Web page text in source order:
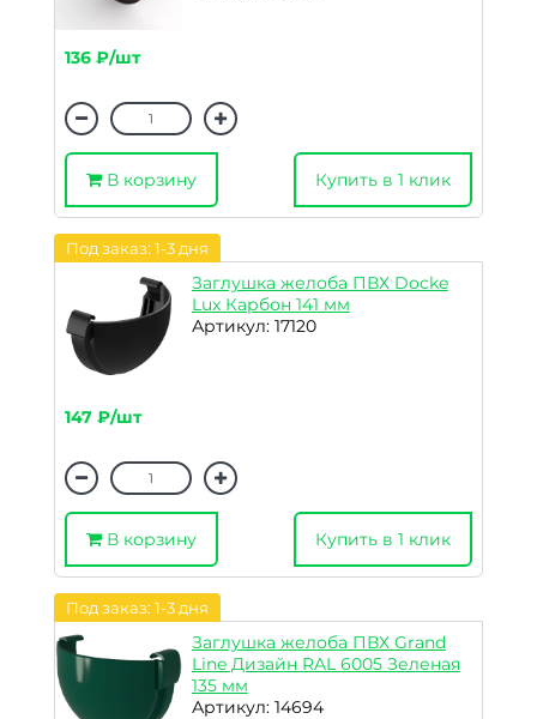
136 ₽/шт
В корзину Купить в 1 клик
Под заказ: 1-3 дня
Заглушка желоба ПВХ Docke
Lux Карбон 141 мм
Артикул: 17120
147 ₽/шт
В корзину Купить в 1 клик
Под заказ: 1-3 дня
Заглушка желоба ПВХ Grand
Line Дизайн RAL 6005 Зеленая
135 мм
Артикул: 14694